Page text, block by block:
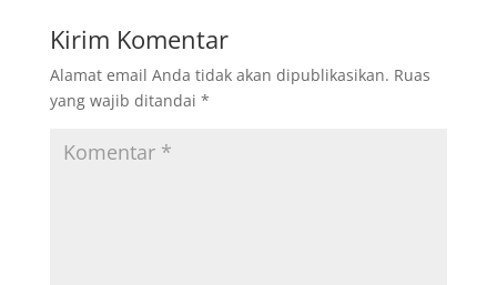
Kirim Komentar
Alamat email Anda tidak akan dipublikasikan. Ruas
yang wajib ditandai *